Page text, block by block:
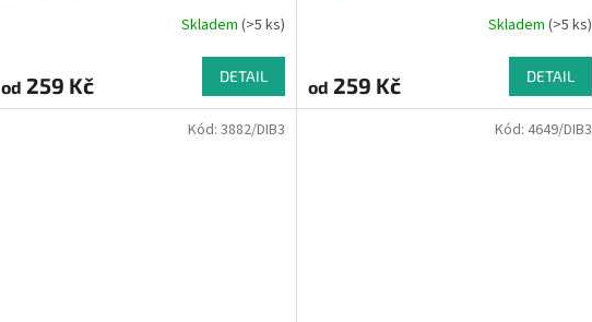
Skladem (>5 ks)
od 259 Kč DETAIL
Skladem (>5 ks)
od 259 Kč DETAIL
Kód: 3882/DIB3 Kód: 4649/DIB3